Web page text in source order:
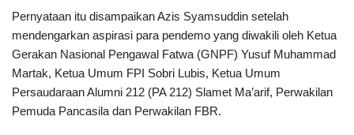
Pernyataan itu disampaikan Azis Syamsuddin setelah
mendengarkan aspirasi para pendemo yang diwakili oleh Ketua
Gerakan Nasional Pengawal Fatwa (GNPF) Yusuf Muhammad
Martak, Ketua Umum FPI Sobri Lubis, Ketua Umum
Persaudaraan Alumni 212 (PA 212) Slamet Ma’arif, Perwakilan
Pemuda Pancasila dan Perwakilan FBR.